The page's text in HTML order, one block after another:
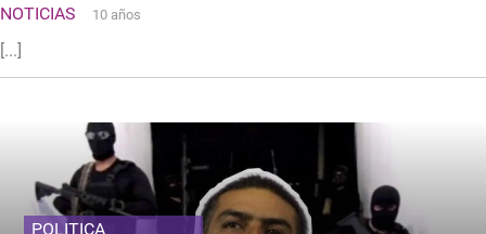
NOTICIAS 10 años
[...]
POLITICA